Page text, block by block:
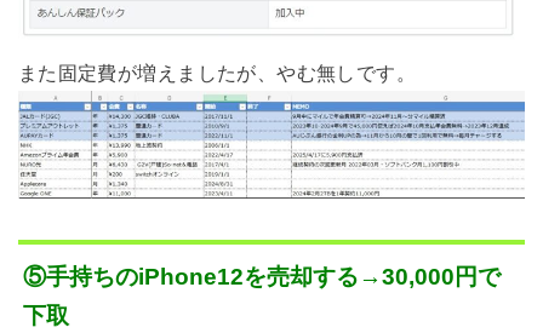
また固定費が増えましたが、やむ無しです。
⑤手持ちのiPhone12を売却する→30,000円で
下取